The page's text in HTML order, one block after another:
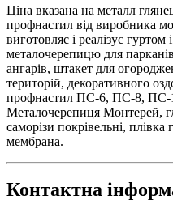
Ціна вказана на металл
профнастил від виробника
виготовляє і реалізує гуртом
металочерепицю для
ангарів, штакет для
територій, декоративного
профнастил ПС-6, ПС-8,
Металочерепиця Монтерей,
саморізи покрівельні, плівка
мембрана.
Контактна